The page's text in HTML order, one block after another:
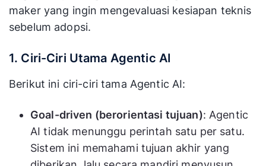
maker yang ingin mengevaluasi kesiapan teknis
sebelum adopsi.
1. Ciri-Ciri Utama Agentic AI
Berikut ini ciri-ciri tama Agentic AI:
Goal-driven (berorientasi tujuan): Agentic
AI tidak menunggu perintah satu per satu.
Sistem ini memahami tujuan akhir yang